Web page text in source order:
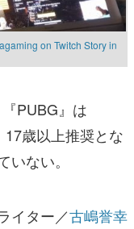
on Twitch Story in
PUBG』は
歳以上推奨とな
ない。
イター／古嶋誉幸